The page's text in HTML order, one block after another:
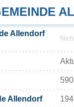
Allendorf
Allendorf